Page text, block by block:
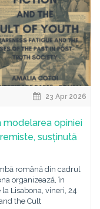
23 Apr 2026
modelarea opiniei
susținută
română din cadrul
organizează, în
Lisabona, vineri, 24
the Cult